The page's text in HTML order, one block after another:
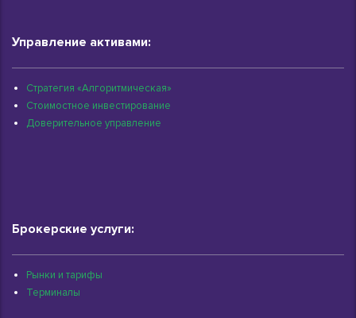
Управление активами:
Стратегия «Алгоритмическая»
Стоимостное инвестирование
Доверительное управление
Брокерские услуги:
Рынки и тарифы
Терминалы